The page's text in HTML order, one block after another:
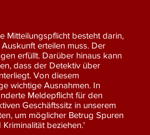
Mitteilungspflicht besteht darin,
erteilen muss. Der
erfüllt. Darüber hinaus kann
dass der Detektiv über
Von diesem
wichtige Ausnahmen. In
Meldepflicht für den
Geschäftssitz in unserem
um möglicher Betrug Spuren
beziehen.'